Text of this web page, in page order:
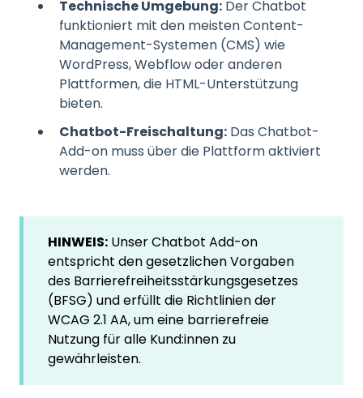
Technische Umgebung: Der Chatbot
funktioniert mit den meisten Content-
Management-Systemen (CMS) wie
WordPress, Webflow oder anderen
Plattformen, die HTML-Unterstützung
bieten.
Chatbot-Freischaltung: Das Chatbot-
Add-on muss über die Plattform aktiviert
werden.
HINWEIS: Unser Chatbot Add-on
entspricht den gesetzlichen Vorgaben
des Barrierefreiheitsstärkungsgesetzes
(BFSG) und erfüllt die Richtlinien der
WCAG 2.1 AA, um eine barrierefreie
Nutzung für alle Kund:innen zu
gewährleisten.